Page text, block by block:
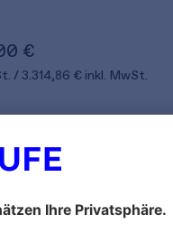
€
3.314,86 € inkl. MwSt.